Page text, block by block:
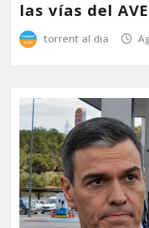
las vías del AVE
torrent al dia